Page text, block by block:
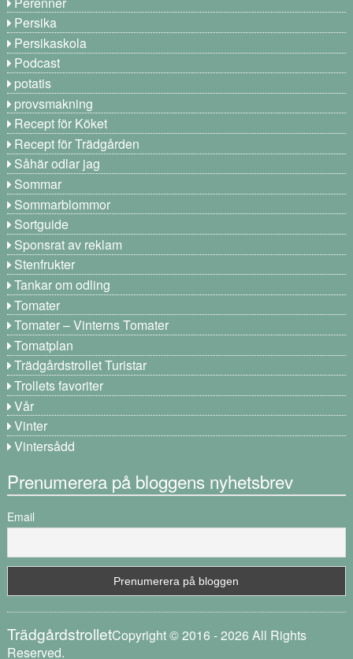
Persika
Persikaskola
Podcast
potatis
provsmakning
Recept för Köket
Recept för Trädgården
Såhär odlar jag
Sommar
Sommarblommor
Sortguide
Sponsrat av reklam
Stenfrukter
Tankar om odling
Tomater
Tomater – Vinterns Tomater
Tomatplan
Trädgårdstrollet Turistar
Trollets favoriter
Vår
Vinter
Vintersådd
Prenumerera på bloggens nyhetsbrev
Email
TrädgårdstrolletCopyright © 2016 - 2026 All Rights
Reserved.